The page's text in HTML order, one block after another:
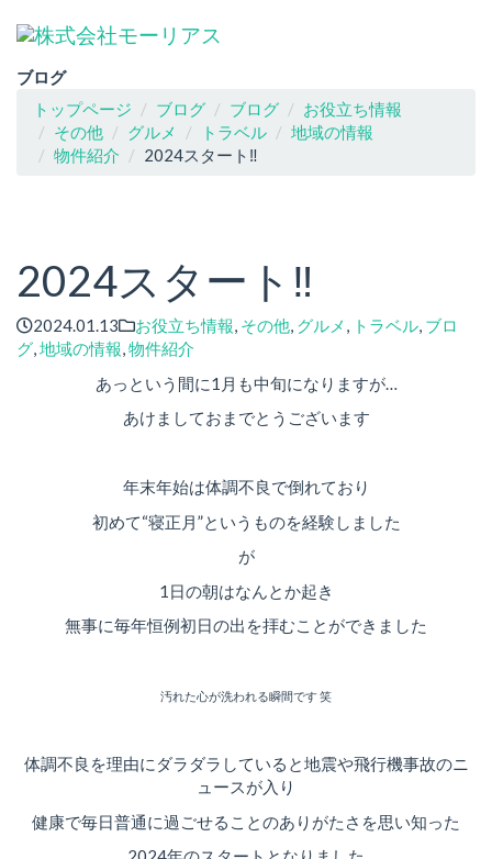
ブログ
トップページ
ブログ ブログ
お役立ち情報
その他
グルメ トラベル
地域の情報
物件紹介
2024スタート‼
2024スタート‼
2024.01.13 お役立ち情報, その他, グルメ , トラベル, ブロ
グ,地域の情報,物件紹介
あっという間に1月も中旬になりますが…
あけましておまでとうございます
年末年始は体調不良で倒れており
初めて“寝正月”というものを経験しました
が
1日の朝はなんとか起き
無事に毎年恒例初日の出を拝むことができました
汚れた心が洗われる瞬間です 笑
体調不良を理由にダラダラしていると地震や飛行機事故のニ
ュースが入り
健康で毎日普通に過ごせることのありがたさを思い知った